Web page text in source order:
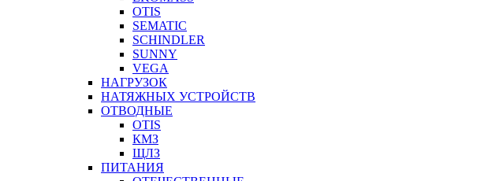
OTIS
SEMATIC
SCHINDLER
SUNNY
VEGA
НАГРУЗОК
НАТЯЖНЫХ УСТРОЙСТВ
ОТВОДНЫЕ
OTIS
КМЗ
ЩЛЗ
ПИТАНИЯ